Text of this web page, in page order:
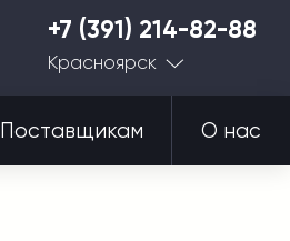
+7 (391) 214-82-88
Красноярск
Поставщикам О нас